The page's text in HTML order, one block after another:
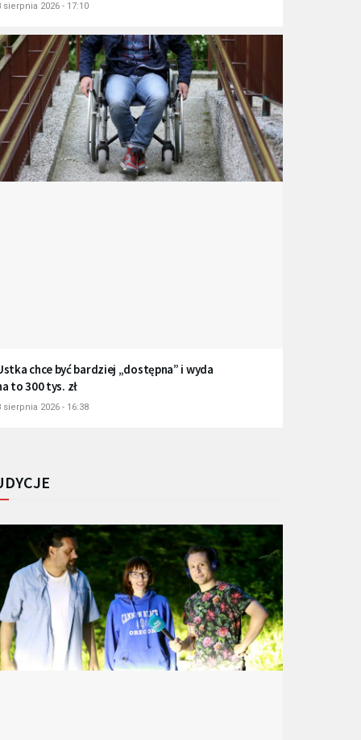
sierpnia 2026 - 17:10
chce być bardziej „dostępna” i wyda
to 300 tys. zł
sierpnia 2026 - 16:38